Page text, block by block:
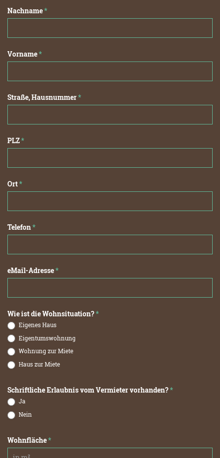
Nachname*
Vorname*
Straße, Hausnummer*
PLZ*
Ort*
Telefon*
eMail-Adresse*
Wie ist die Wohnsituation?*
Eigenes Haus
Eigentumswohnung
Wohnung zur Miete
Haus zur Miete
Schriftliche Erlaubnis vom Vermieter vorhanden?*
Ja
Nein
Wohnfläche*